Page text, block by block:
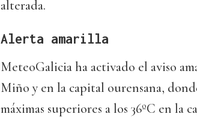
alterada.
Alerta amarilla
MeteoGalicia ha activado el aviso
Miño y en la capital ourensana,
máximas superiores a los 36ºC en la